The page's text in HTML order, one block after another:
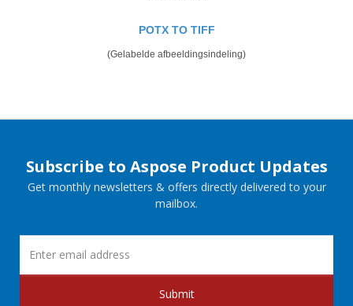
POTX TO TIFF
(Gelabelde afbeeldingsindeling)
Subscribe to Aspose Product Updates
Get monthly newsletters & offers directly delivered to your
mailbox.
Submit